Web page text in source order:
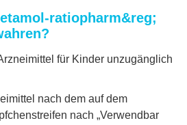
ratiopharm&reg;
für Kinder unzugänglich
nach dem auf dem
nach „Verwendbar